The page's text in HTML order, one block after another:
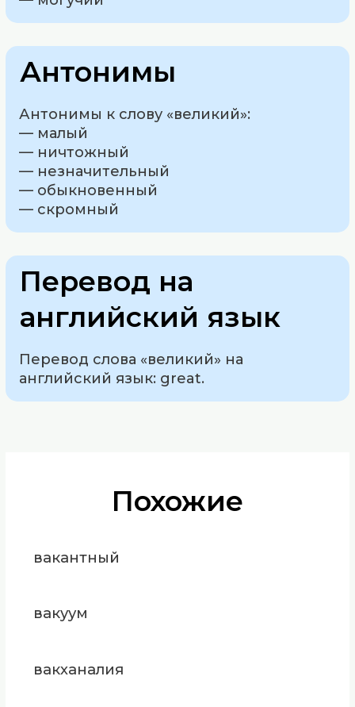
Антонимы
Антонимы к слову «великий»:
— малый
— ничтожный
— незначительный
— обыкновенный
— скромный
Перевод на
английский язык
Перевод слова «великий» на
английский язык: great.
Похожие
вакантный
вакуум
вакханалия